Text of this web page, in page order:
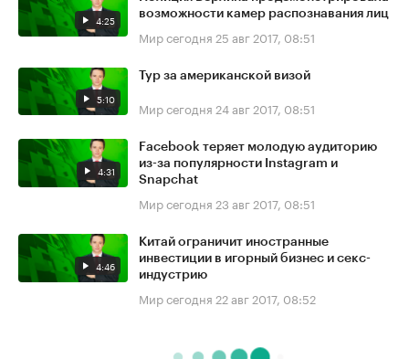
4:25
возможности камер распознавания лиц
Мир сегодня 25 авг 2017, 08:51
5:10
Тур за американской визой
Мир сегодня 24 авг 2017, 08:51
4:31
Facebook теряет молодую аудиторию
из-за популярности Instagram и
Snapchat
Мир сегодня 23 авг 2017, 08:51
4:46
Китай ограничит иностранные
инвестиции в игорный бизнес и секс-
индустрию
Мир сегодня 22 авг 2017, 08:52